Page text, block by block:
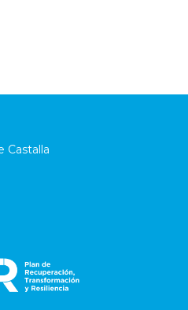
Castalla